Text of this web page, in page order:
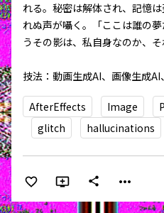
れる。秘密は解体され、記憶
れぬ声が囁く。「ここは誰の
うその影は、私自身なのか、
技法：動画生成AI、画像生成AI
AfterEffects Image
glitch
hallucinations
share more_horiz